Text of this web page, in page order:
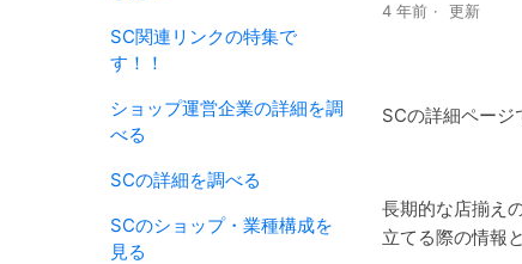
SC関連リンクの特集で
す！！
ショップ運営企業の詳細を調
べる
SCの詳細を調べる
SCのショップ・業種構成を
見る
4 年前 更新
SCの詳細ページ
長期的な店揃え
立てる際の情報